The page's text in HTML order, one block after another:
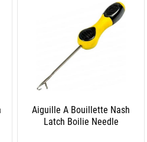
Aiguille A Bouillette Nash
Latch Boilie Needle